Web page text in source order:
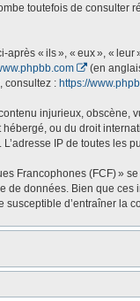
toutefois de consulter
« ils », « eux », «
(en
consultez : https://
injurieux, obscène,
ou du droit
IP de toutes les
Francophones (FCF) »
de données. Bien que
susceptible d’entraîner la